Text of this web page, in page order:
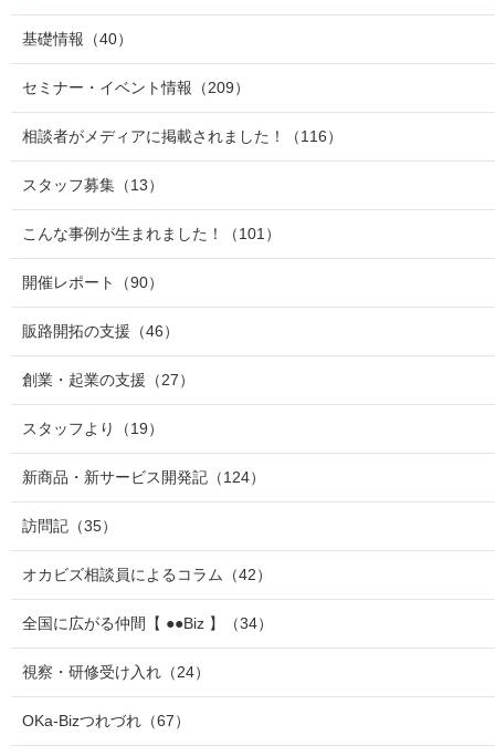
基礎情報 （40）
セミナー・イベント情報 （209）
相談者がメディアに掲載されました！ （116）
スタッフ募集 （13）
こんな事例が生まれました！ （101）
開催レポート （90）
販路開拓の支援 （46）
創業・起業の支援 （27）
スタッフより （19）
新商品・新サービス開発記 （124）
訪問記 （35）
オカビズ相談員によるコラム （42）
全国に広がる仲間【 ●●Biz 】 （34）
視察・研修受け入れ （24）
OKa-Bizつれづれ （67）